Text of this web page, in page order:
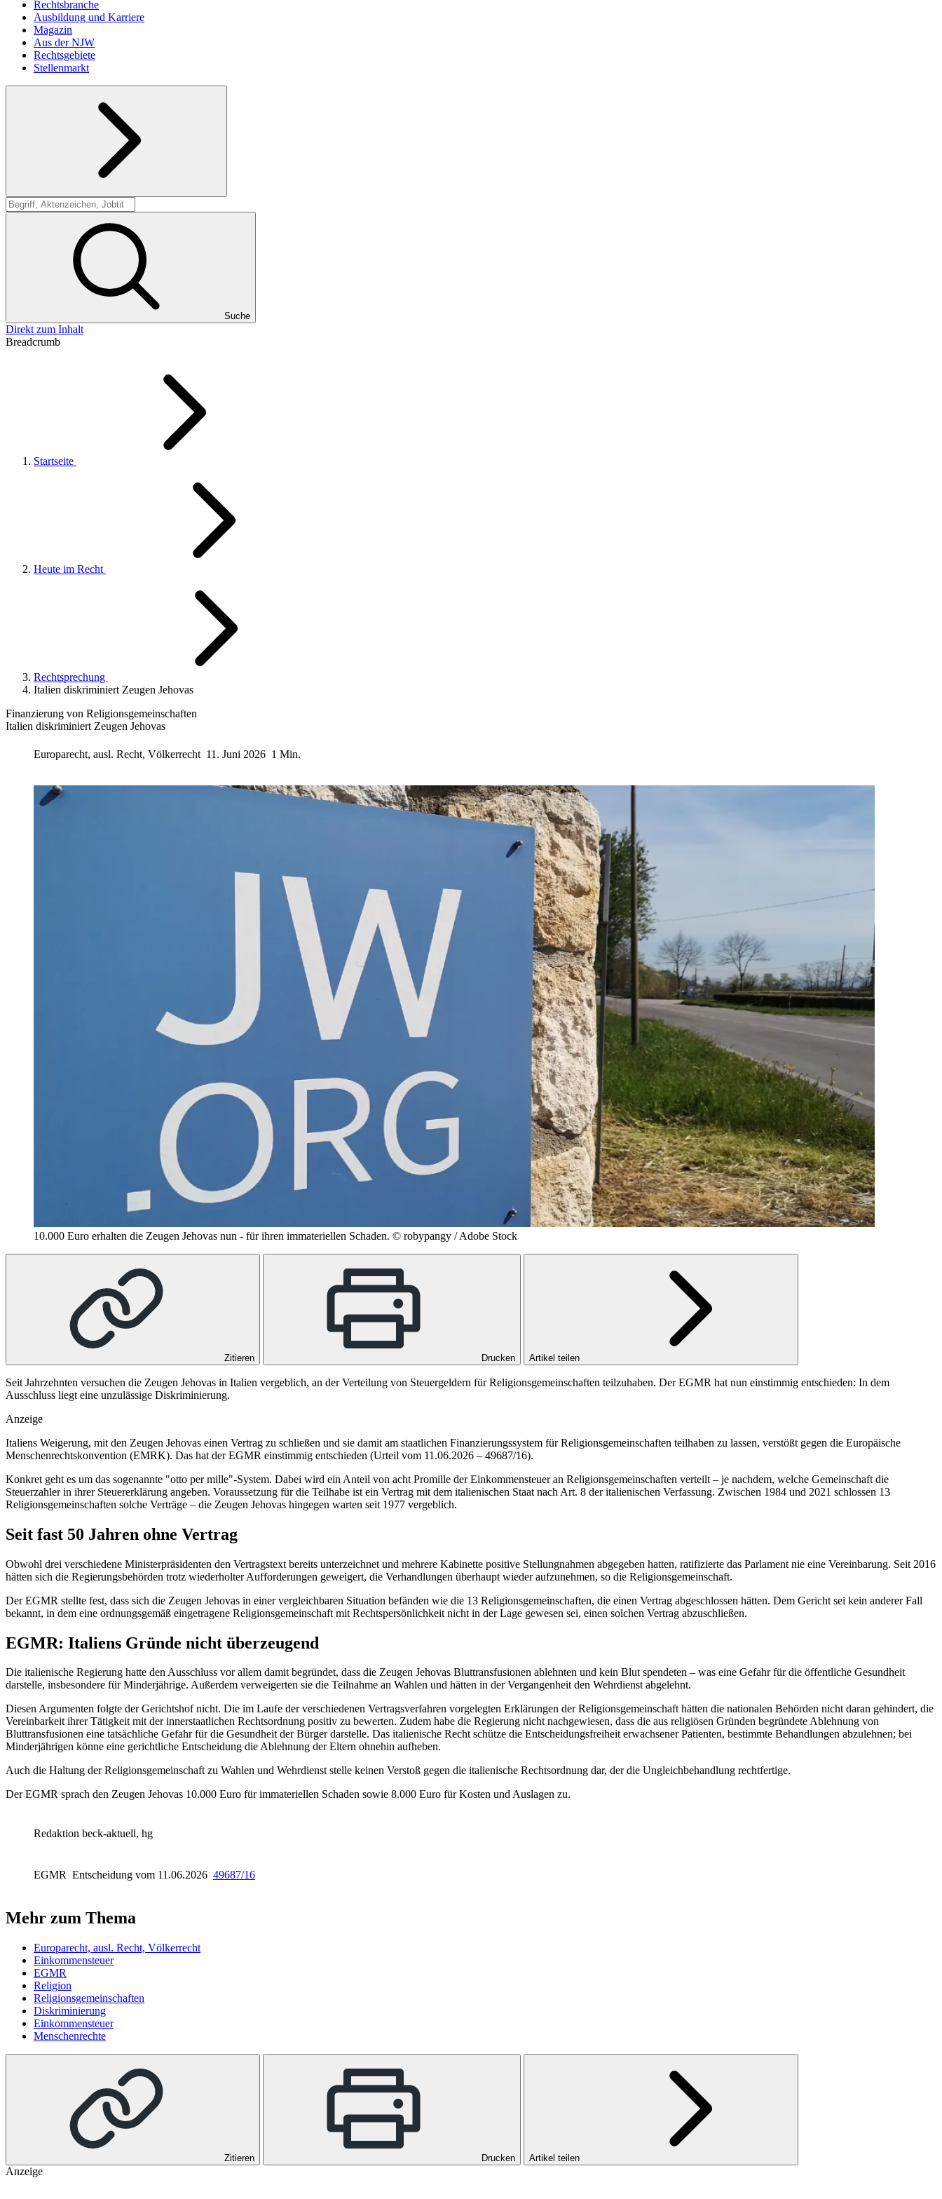
Rechtsbranche
Ausbildung und Karriere
Magazin
Aus der NJW
Rechtsgebiete
Stellenmarkt
Suche
Suche
Direkt zum Inhalt
Breadcrumb
Startseite
Heute im Recht
Rechtsprechung
Italien diskriminiert Zeugen Jehovas
Finanzierung von Religionsgemeinschaften
Italien diskriminiert Zeugen Jehovas
Europarecht, ausl. Recht, Völkerrecht 11. Juni 2026 1 Min.
10.000 Euro erhalten die Zeugen Jehovas nun - für ihren immateriellen Schaden. © robypangy / Adobe Stock
Zitieren Drucken Artikel teilen
Seit Jahrzehnten versuchen die Zeugen Jehovas in Italien vergeblich, an der Verteilung von Steuergeldern für Religionsgemeinschaften teilzuhaben. Der EGMR hat nun einstimmig entschieden: In dem
Ausschluss liegt eine unzulässige Diskriminierung.
Anzeige
Italiens Weigerung, mit den Zeugen Jehovas einen Vertrag zu schließen und sie damit am staatlichen Finanzierungssystem für Religionsgemeinschaften teilhaben zu lassen, verstößt gegen die Europäische
Menschenrechtskonvention (EMRK). Das hat der EGMR einstimmig entschieden (Urteil vom 11.06.2026 – 49687/16).
Konkret geht es um das sogenannte "otto per mille"-System. Dabei wird ein Anteil von acht Promille der Einkommensteuer an Religionsgemeinschaften verteilt – je nachdem, welche Gemeinschaft die
Steuerzahler in ihrer Steuererklärung angeben. Voraussetzung für die Teilhabe ist ein Vertrag mit dem italienischen Staat nach Art. 8 der italienischen Verfassung. Zwischen 1984 und 2021 schlossen 13
Religionsgemeinschaften solche Verträge – die Zeugen Jehovas hingegen warten seit 1977 vergeblich.
Seit fast 50 Jahren ohne Vertrag
Obwohl drei verschiedene Ministerpräsidenten den Vertragstext bereits unterzeichnet und mehrere Kabinette positive Stellungnahmen abgegeben hatten, ratifizierte das Parlament nie eine Vereinbarung. Seit 2016
hätten sich die Regierungsbehörden trotz wiederholter Aufforderungen geweigert, die Verhandlungen überhaupt wieder aufzunehmen, so die Religionsgemeinschaft.
Der EGMR stellte fest, dass sich die Zeugen Jehovas in einer vergleichbaren Situation befänden wie die 13 Religionsgemeinschaften, die einen Vertrag abgeschlossen hätten. Dem Gericht sei kein anderer Fall
bekannt, in dem eine ordnungsgemäß eingetragene Religionsgemeinschaft mit Rechtspersönlichkeit nicht in der Lage gewesen sei, einen solchen Vertrag abzuschließen.
EGMR: Italiens Gründe nicht überzeugend
Die italienische Regierung hatte den Ausschluss vor allem damit begründet, dass die Zeugen Jehovas Bluttransfusionen ablehnten und kein Blut spendeten – was eine Gefahr für die öffentliche Gesundheit
darstelle, insbesondere für Minderjährige. Außerdem verweigerten sie die Teilnahme an Wahlen und hätten in der Vergangenheit den Wehrdienst abgelehnt.
Diesen Argumenten folgte der Gerichtshof nicht. Die im Laufe der verschiedenen Vertragsverfahren vorgelegten Erklärungen der Religionsgemeinschaft hätten die nationalen Behörden nicht daran gehindert, die
Vereinbarkeit ihrer Tätigkeit mit der innerstaatlichen Rechtsordnung positiv zu bewerten. Zudem habe die Regierung nicht nachgewiesen, dass die aus religiösen Gründen begründete Ablehnung von
Bluttransfusionen eine tatsächliche Gefahr für die Gesundheit der Bürger darstelle. Das italienische Recht schütze die Entscheidungsfreiheit erwachsener Patienten, bestimmte Behandlungen abzulehnen; bei
Minderjährigen könne eine gerichtliche Entscheidung die Ablehnung der Eltern ohnehin aufheben.
Auch die Haltung der Religionsgemeinschaft zu Wahlen und Wehrdienst stelle keinen Verstoß gegen die italienische Rechtsordnung dar, der die Ungleichbehandlung rechtfertige.
Der EGMR sprach den Zeugen Jehovas 10.000 Euro für immateriellen Schaden sowie 8.000 Euro für Kosten und Auslagen zu.
Redaktion beck-aktuell, hg
EGMR Entscheidung vom 11.06.2026 49687/16
Mehr zum Thema
Europarecht, ausl. Recht, Völkerrecht
Einkommensteuer
EGMR
Religion
Religionsgemeinschaften
Diskriminierung
Einkommensteuer
Menschenrechte
Zitieren Drucken Artikel teilen
Anzeige